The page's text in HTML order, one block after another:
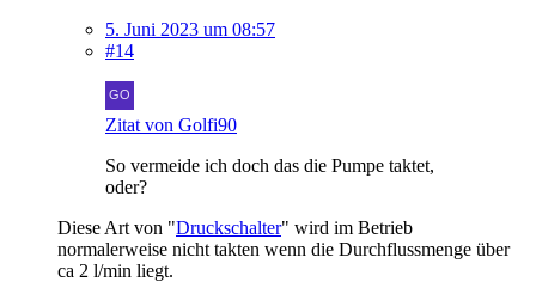
5. Juni 2023 um 08:57
#14
Zitat von Golfi90
So vermeide ich doch das die Pumpe taktet,
oder?
Diese Art von "Druckschalter" wird im Betrieb
normalerweise nicht takten wenn die Durchflussmenge über
ca 2 l/min liegt.